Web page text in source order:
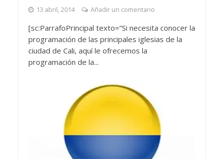
13 abril, 2014 Añadir un comentario
[sc:ParrafoPrincipal texto=”Si necesita conocer la
programación de las principales iglesias de la
ciudad de Cali, aquí le ofrecemos la
programación de la...